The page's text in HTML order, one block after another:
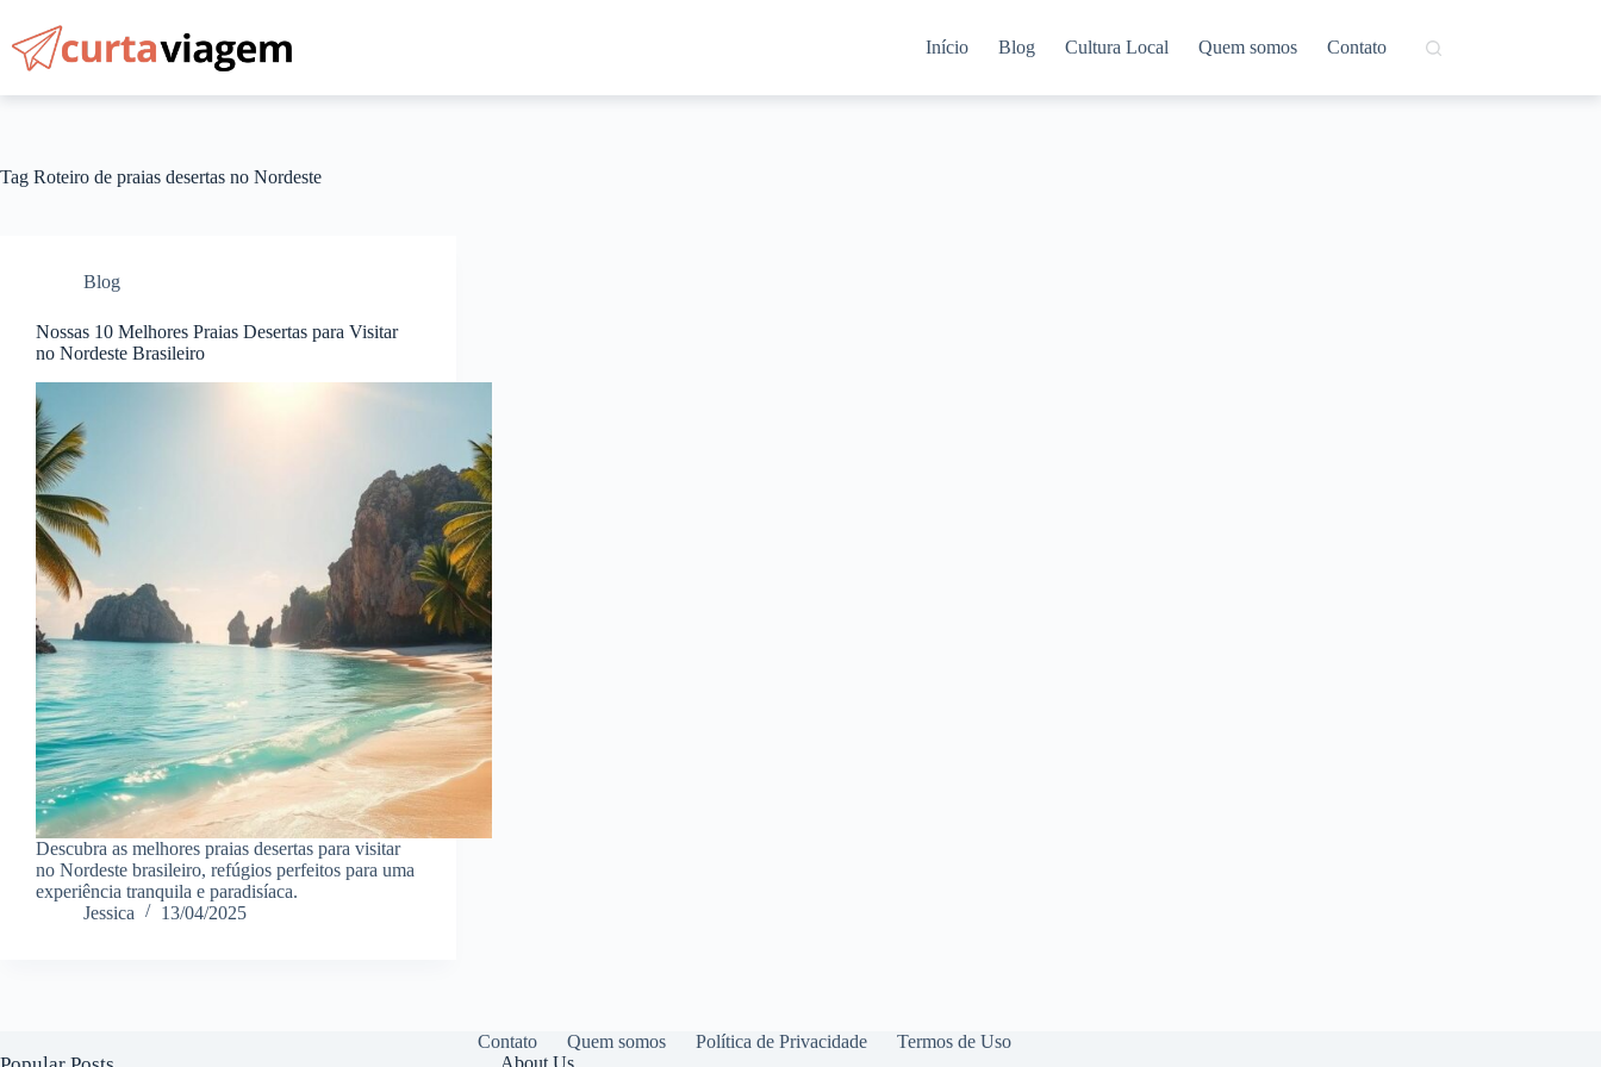
conteúdo
Início Blog Cultura Local Quem somos Contato
Tag Roteiro de praias desertas no Nordeste
Blog
Nossas 10 Melhores Praias Desertas para Visitar
no Nordeste Brasileiro
Descubra as melhores praias desertas para visitar
no Nordeste brasileiro, refúgios perfeitos para uma
experiência tranquila e paradisíaca.
Jessica
13/04/2025
Contato Quem somos Política de Privacidade Termos de Uso